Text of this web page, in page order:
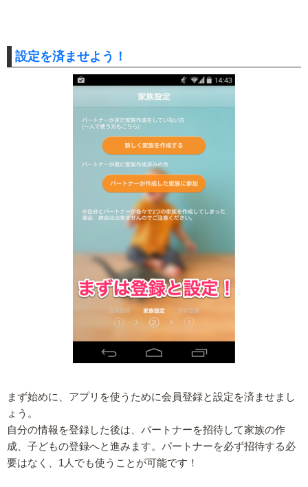
設定を済ませよう！
まず始めに、アプリを使うために会員登録と設定を済ませまし
ょう。
自分の情報を登録した後は、パートナーを招待して家族の作
成、子どもの登録へと進みます。パートナーを必ず招待する必
要はなく、1人でも使うことが可能です！